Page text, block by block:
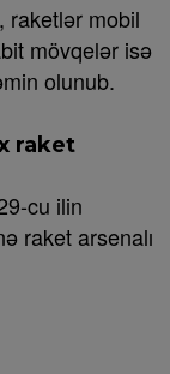
raketlər mobil
mövqelər isə
olunub.
raket
cu ilin
raket arsenalı